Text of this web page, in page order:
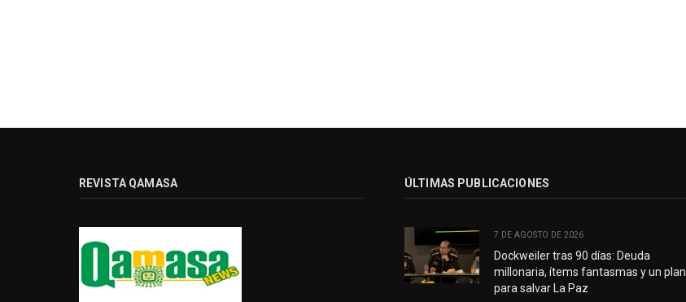
REVISTA QAMASA ÚLTIMAS PUBLICACIONES
7 DE AGOSTO DE 2026
Dockweiler tras 90 días: Deuda
millonaria, ítems fantasmas y un plan
para salvar La Paz